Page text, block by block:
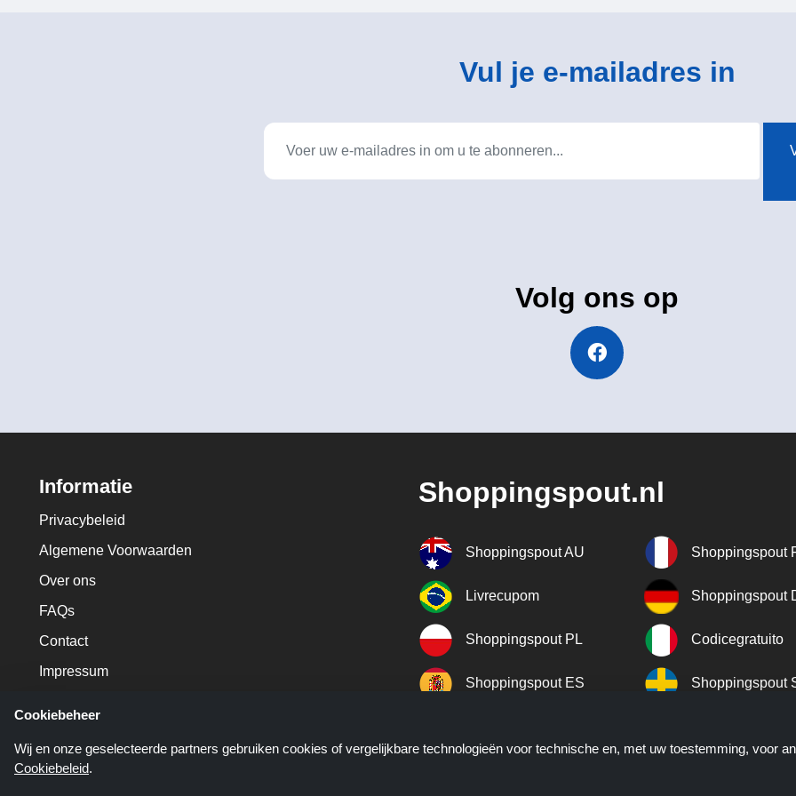
Vul je e-mailadres in
Volg ons op
Informatie
Privacybeleid
Algemene Voorwaarden
Over ons
FAQs
Contact
Impressum
Shoppingspout.nl
Shoppingspout AU Shoppingspout
Livrecupom Shoppingspout
Shoppingspout PL Codicegratuito
Shoppingspout ES Shoppingspout
Cookiebeheer
Wij en onze geselecteerde partners gebruiken cookies of vergelijkbare technologieën voor technische en, met uw toestemming, voor
Cookiebeleid.